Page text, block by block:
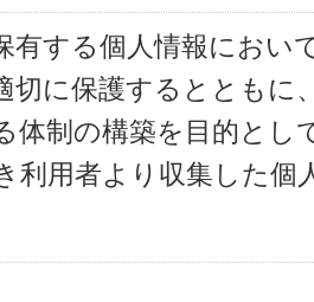
有する個人情報におい
切に保護するとともに
体制の構築を目的とし
利用者より収集した個